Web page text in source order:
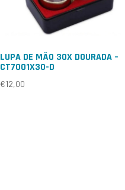
LUPA DE MÃO 30X DOURADA –
CT7001X30-D
€12,00